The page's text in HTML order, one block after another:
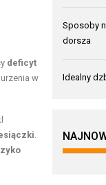
deficyt
w
Sposoby
dorsza
Idealny